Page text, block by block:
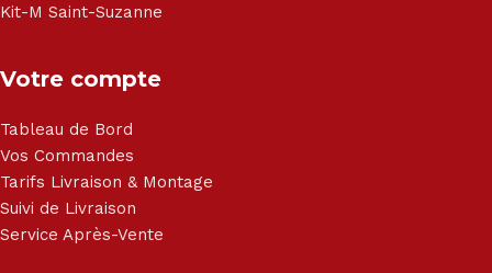
Kit-M Saint-Suzanne
Votre compte
Tableau de Bord
Vos Commandes
Tarifs Livraison & Montage
Suivi de Livraison
Service Après-Vente